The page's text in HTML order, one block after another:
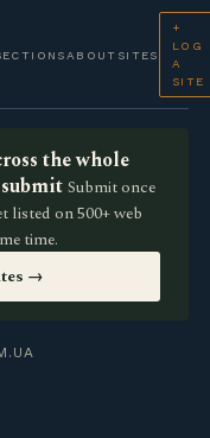
ABOUT SITES
+
LOG
A
SITE
the whole
Submit once
listed on 500+ web
time.
→